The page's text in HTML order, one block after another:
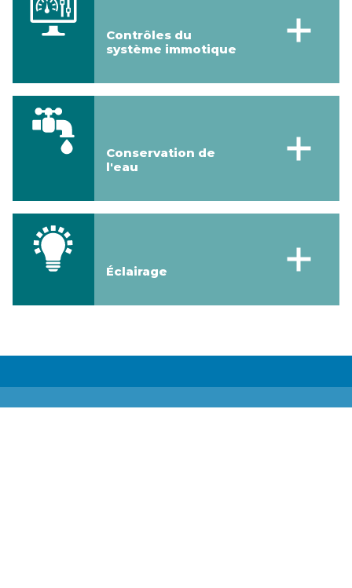
Contrôles du
système immotique
Conservation de
l'eau
Éclairage